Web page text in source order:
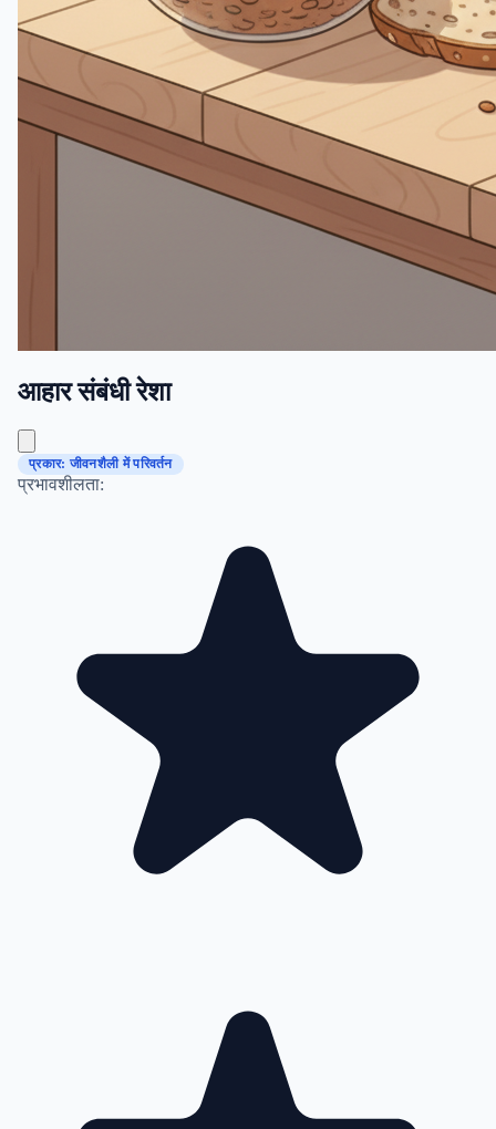
आहार संबंधी रेशा
प्रकार: जीवनशैली में परिवर्तन
प्रभावशीलता: